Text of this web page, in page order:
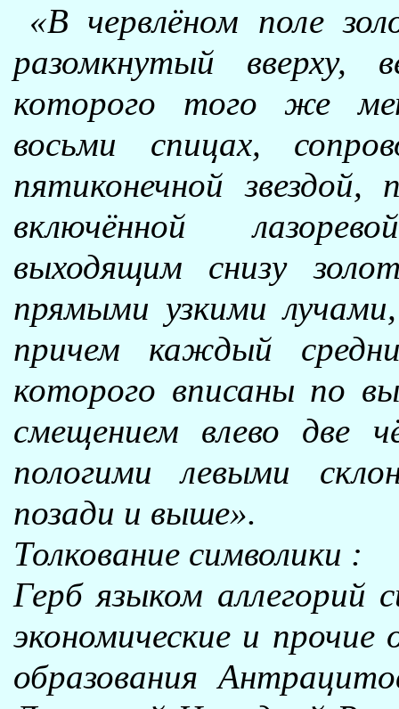
«В червлёном поле
разомкнутый вверху,
которого того же
восьми спицах,
пятиконечной звездой,
включённой
выходящим снизу
прямыми узкими
причем каждый
которого вписаны по
смещением влево две
пологими левыми
позади и выше».
Толкование символики :
Герб языком аллегорий
экономические и прочие
образования